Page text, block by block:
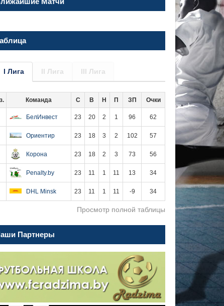
I Лига II Лига III Лига
Команда С В Н П ЗП Очки
БелИнвест 23 20 2 1 96 62
Ориентир 23 18 3 2 102 57
Корона 23 18 2 3 73 56
Penalty.by 23 11 1 11 13 34
DHL Minsk 23 11 1 11 -9 34
Просмотр полной таблицы
Партнеры